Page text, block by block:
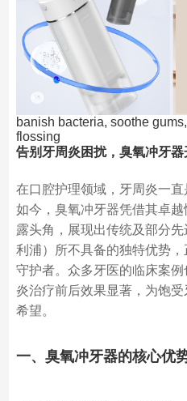
banish bacteria, soothe
flossing
告别牙周炎困扰，臭氧冲牙
在口腔护理领域，牙周炎一直
如今，臭氧冲牙器凭借其卓
露头角，展现出传统及部分
利浦）所不具备的独特优势
守护者。众多牙医的临床案
炎治疗前后效果显著，为饱
希望。
一、臭氧冲牙器的核心优